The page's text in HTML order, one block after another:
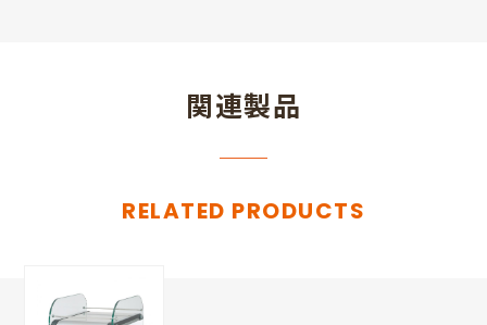
関連製品
RELATED PRODUCTS